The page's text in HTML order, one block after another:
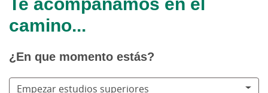
camino...
¿En que momento estás?
Empezar estudios superiores